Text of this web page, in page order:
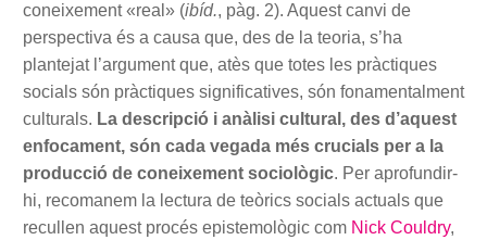
coneixement «real» (ibíd., pàg. 2). Aquest canvi de
perspectiva és a causa que, des de la teoria, s’ha
plantejat l’argument que, atès que totes les pràctiques
socials són pràctiques significatives, són fonamentalment
culturals. La descripció i anàlisi cultural, des d’aquest
enfocament, són cada vegada més crucials per a la
producció de coneixement sociològic. Per aprofundir-
hi, recomanem la lectura de teòrics socials actuals que
recullen aquest procés epistemològic com Nick Couldry,